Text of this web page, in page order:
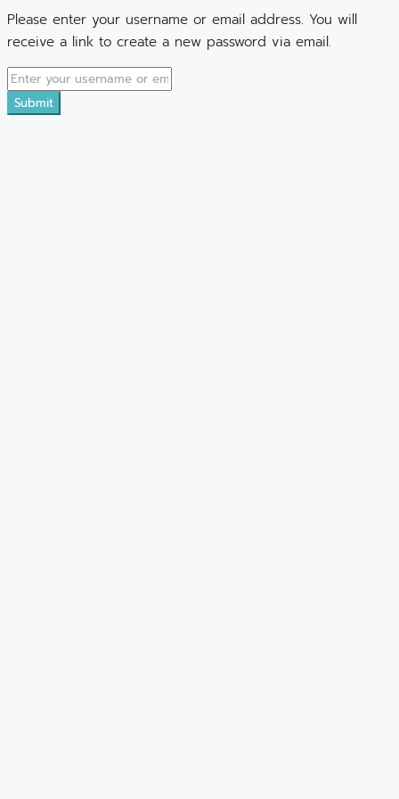
Please enter your username or email address. You will
receive a link to create a new password via email.
Submit